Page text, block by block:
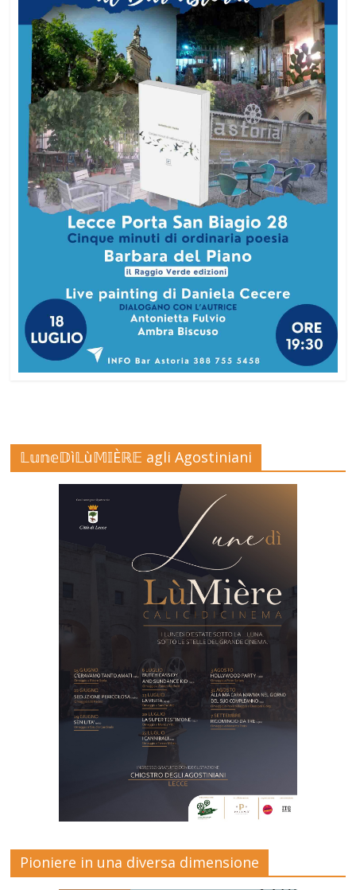
𝕃𝕦𝕟𝕖𝔻ì𝕃ù𝕄𝕀Èℝ𝔼 agli Agostiniani
Pioniere in una diversa dimensione